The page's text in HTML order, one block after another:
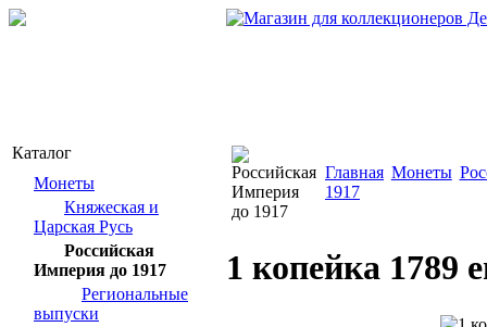
Каталог
Монеты
Княжеская и
Царская Русь
Российская
Империя до 1917
Региональные
выпуски
Главная Монеты
1917
1 копейка 1789